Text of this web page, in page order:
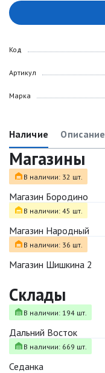
Код
Артикул
Марка
Наличие Описание
Магазины
В наличии: 32 шт.
Магазин Бородино
В наличии: 45 шт.
Магазин Народный
В наличии: 36 шт.
Магазин Шишкина 2
Склады
В наличии: 194 шт.
Дальний Восток
В наличии: 669 шт.
Седанка